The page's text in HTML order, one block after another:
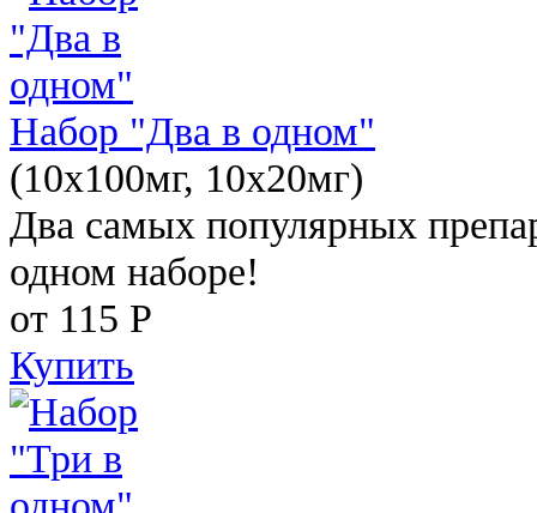
Набор "Два в одном"
(10x100мг, 10x20мг)
Два самых популярных
одном наборе!
от 115 Р
Купить